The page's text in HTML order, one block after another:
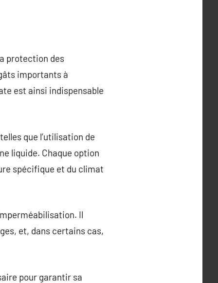
protection des
importants à
est ainsi indispensable
que l’utilisation de
liquide. Chaque option
spécifique et du climat
Il
et, dans certains cas,
pour garantir sa